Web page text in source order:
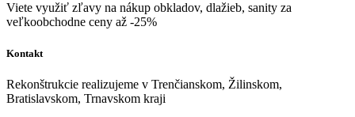
Viete využiť zľavy na nákup obkladov, dlažieb, sanity za
veľkoobchodne ceny až -25%
Kontakt
Rekonštrukcie realizujeme v Trenčianskom, Žilinskom,
Bratislavskom, Trnavskom kraji